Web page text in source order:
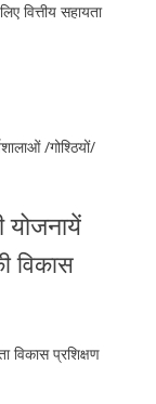
वित्तीय सहायता
/गोश्ठियों/
योजनायें
विकास
विकास प्रशिक्षण